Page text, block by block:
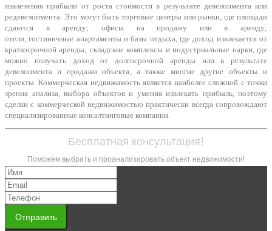
извлечения прибыли от роста стоимости в результате девелопмента или
редевелопмента. Это могут быть торговые центры или рынки, где площади
сдаются в аренду; офисы на продажу или в аренду;
отели, гостиничные апартаменты и базы отдыха, где доход извлекается от
краткосрочной аренды; складские комплексы и индустриальные парки, где
можно получать доход от долгосрочной аренды или в результате
девелопмента и продажи объекта, а также многие другие объекты и
проекты. Коммерческая недвижимость является наиболее сложной с точки
зрения анализа, выбора объектов и умения извлекать прибыль, поэтому
сделки с коммерческой недвижимостью практически всегда сопровождают
специализированные консалтинговые компании.
Бесплатная консультация!
Поможем выбрать и проанализировать объект недвижимости!
Отправить